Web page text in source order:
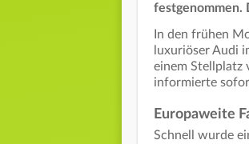
festgenommen.
In den frühen
luxuriöser Audi
einem Stellplatz
informierte
Europaweite
Schnell wurde